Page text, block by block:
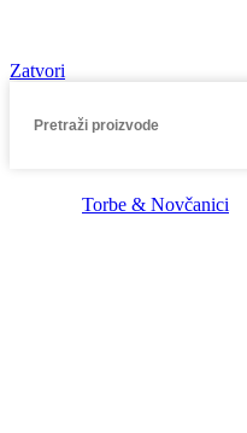
Zatvori
Torbe & Novčanici